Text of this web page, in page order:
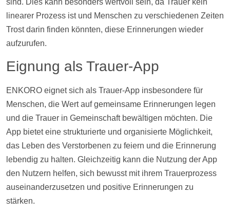
linearer Prozess ist und Menschen zu verschiedenen Zeiten
Trost darin finden könnten, diese Erinnerungen wieder
aufzurufen.
Eignung als Trauer-App
ENKORO eignet sich als Trauer-App insbesondere für
Menschen, die Wert auf gemeinsame Erinnerungen legen
und die Trauer in Gemeinschaft bewältigen möchten. Die
App bietet eine strukturierte und organisierte Möglichkeit,
das Leben des Verstorbenen zu feiern und die Erinnerung
lebendig zu halten. Gleichzeitig kann die Nutzung der App
den Nutzern helfen, sich bewusst mit ihrem Trauerprozess
auseinanderzusetzen und positive Erinnerungen zu
stärken.